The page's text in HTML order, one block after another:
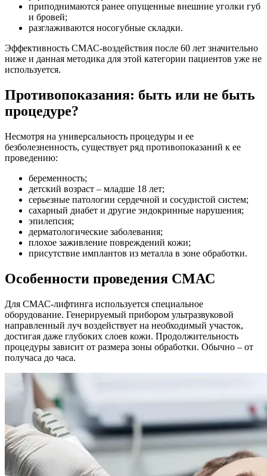
приподнимаются ранее опущенные внешние уголки губ
и бровей;
разглаживаются носогубные складки.
Эффективность СМАС-воздействия после 60 лет значительно
ниже и данная методика для этой категории пациентов уже не
используется.
Противопоказания: быть или не быть
процедуре?
Несмотря на универсальность процедуры и ее
безболезненность, существует ряд противопоказаний к ее
проведению:
беременность;
детский возраст – младше 18 лет;
серьезные патологии сердечной и сосудистой систем;
сахарный диабет и другие эндокринные нарушения;
эпилепсия;
дерматологические заболевания;
плохое заживление повреждений кожи;
присутствие имплантов из металла в зоне обработки.
Особенности проведения СМАС
Для СМАС-лифтинга используется специальное
оборудование. Генерируемый прибором ультразвуковой
направленный луч воздействует на необходимый участок,
достигая даже глубоких слоев кожи. Продолжительность
процедуры зависит от размера зоны обработки. Обычно – от
получаса до часа.